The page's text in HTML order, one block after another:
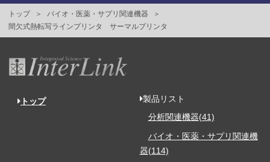
トップ
バイオ・医薬・サプリ関連機器
間欠式熱転写ラインプリンタ サーマルプリンタ
トップ
製品リスト
分析関連機器(41)
バイオ・医薬・サプリ関連機
器(114)